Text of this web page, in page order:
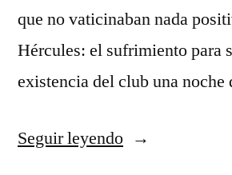
que no vaticinaban nada
Hércules: el sufrimiento para
existencia del club una
Seguir leyendo«camiseta